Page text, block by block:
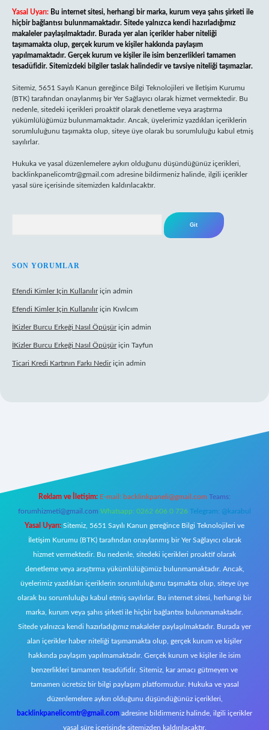
Yasal Uyarı: Bu internet sitesi, herhangi bir marka, kurum veya şahıs şirketi ile
hiçbir bağlantısı bulunmamaktadır. Sitede yalnızca kendi hazırladığımız
makaleler paylaşılmaktadır. Burada yer alan içerikler haber niteliği
taşımamakta olup, gerçek kurum ve kişiler hakkında paylaşım
yapılmamaktadır. Gerçek kurum ve kişiler ile isim benzerlikleri tamamen
tesadüfidir. Sitemizdeki bilgiler taslak halindedir ve tavsiye niteliği taşımazlar.
Sitemiz, 5651 Sayılı Kanun gereğince Bilgi Teknolojileri ve İletişim Kurumu
(BTK) tarafından onaylanmış bir Yer Sağlayıcı olarak hizmet vermektedir. Bu
nedenle, sitedeki içerikleri proaktif olarak denetleme veya araştırma
yükümlülüğümüz bulunmamaktadır. Ancak, üyelerimiz yazdıkları içeriklerin
sorumluluğunu taşımakta olup, siteye üye olarak bu sorumluluğu kabul etmiş
sayılırlar.
Hukuka ve yasal düzenlemelere aykırı olduğunu düşündüğünüz içerikleri,
backlinkpanelicomtr@gmail.com adresine bildirmeniz halinde, ilgili içerikler
yasal süre içerisinde sitemizden kaldırılacaktır.
SON YORUMLAR
Efendi Kimler Için Kullanılıriçin admin
Efendi Kimler Için Kullanılıriçin Kıvılcım
İKizler Burcu Erkeği Nasıl Öpüşüriçin admin
İKizler Burcu Erkeği Nasıl Öpüşüriçin Tayfun
Ticari Kredi Kartının Farkı Nediriçin admin
Reklam ve İletişim: E-mail: backlinkpaneli@gmail.com Teams:
forumhizmeti@gmail.com Whatsapp: 0262 606 0 726 Telegram: @karabul
Yasal Uyarı: Sitemiz, 5651 Sayılı Kanun gereğince Bilgi Teknolojileri ve
İletişim Kurumu (BTK) tarafından onaylanmış bir Yer Sağlayıcı olarak
hizmet vermektedir. Bu nedenle, sitedeki içerikleri proaktif olarak
denetleme veya araştırma yükümlülüğümüz bulunmamaktadır. Ancak,
üyelerimiz yazdıkları içeriklerin sorumluluğunu taşımakta olup, siteye üye
olarak bu sorumluluğu kabul etmiş sayılırlar. Bu internet sitesi, herhangi bir
marka, kurum veya şahıs şirketi ile hiçbir bağlantısı bulunmamaktadır.
Sitede yalnızca kendi hazırladığımız makaleler paylaşılmaktadır. Burada yer
alan içerikler haber niteliği taşımamakta olup, gerçek kurum ve kişiler
hakkında paylaşım yapılmamaktadır. Gerçek kurum ve kişiler ile isim
benzerlikleri tamamen tesadüfidir. Sitemiz, kar amacı gütmeyen ve
tamamen ücretsiz bir bilgi paylaşım platformudur. Hukuka ve yasal
düzenlemelere aykırı olduğunu düşündüğünüz içerikleri,
backlinkpanelicomtr@gmail.com adresine bildirmeniz halinde, ilgili içerikler
yasal süre içerisinde sitemizden kaldırılacaktır.